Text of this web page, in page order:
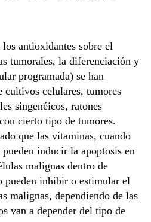
antioxidantes sobre el
tumorales, la diferenciación y
programada) se han
cultivos celulares, tumores
singenéicos, ratones
cierto tipo de tumores.
que las vitaminas, cuando
inducir la apoptosis en
malignas dentro de
pueden inhibir o estimular el
malignas, dependiendo de las
van a depender del tipo de